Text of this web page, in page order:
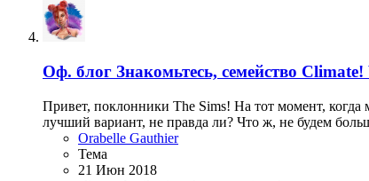
Оф. блог Знакомьтесь, семейство
Привет, поклонники The Sims! На тот момент,
лучший вариант, не правда ли? Что ж, не будем
Orabelle Gauthier
Тема
21 Июн 2018